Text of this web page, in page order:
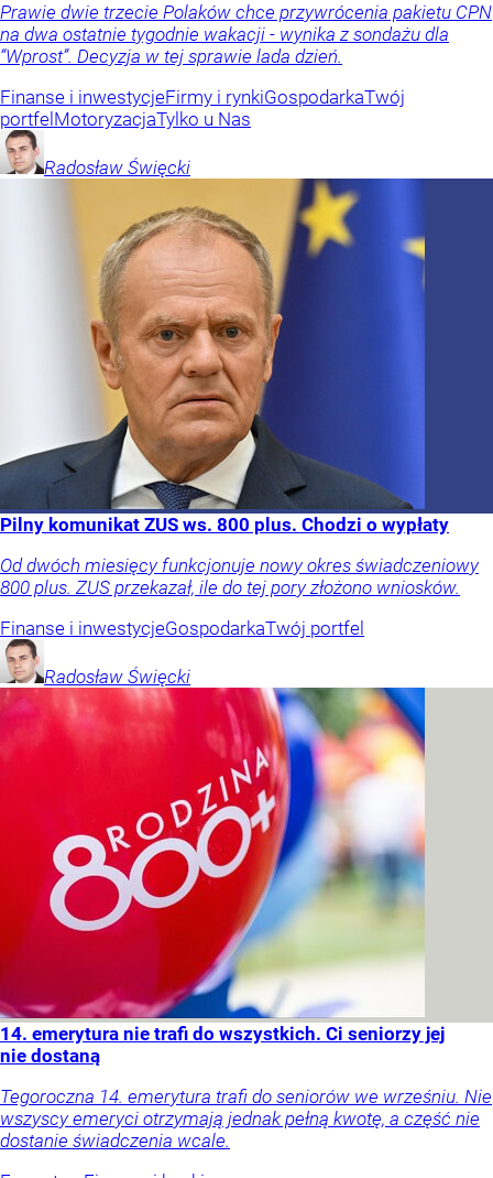
Prawie dwie trzecie Polaków chce przywrócenia pakietu CPN
na dwa ostatnie tygodnie wakacji - wynika z sondażu dla
“Wprost”. Decyzja w tej sprawie lada dzień.
Finanse i inwestycjeFirmy i rynkiGospodarkaTwój
portfel MotoryzacjaTylko u Nas
Radosław Święcki
Pilny komunikat ZUS ws. 800 plus. Chodzi o wypłaty
Od dwóch miesięcy funkcjonuje nowy okres świadczeniowy
800 plus. ZUS przekazał, ile do tej pory złożono wniosków.
Finanse i inwestycjeGospodarkaTwój portfel
Radosław Święcki
14. emerytura nie trafi do wszystkich. Ci seniorzy jej
nie dostaną
Tegoroczna 14. emerytura trafi do seniorów we wrześniu. Nie
wszyscy emeryci otrzymają jednak pełną kwotę, a część nie
dostanie świadczenia wcale.